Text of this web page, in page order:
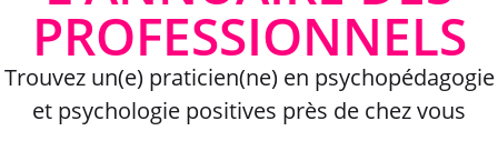
PROFESSIONNELS
Trouvez un(e) praticien(ne) en psychopédagogie
et psychologie positives près de chez vous